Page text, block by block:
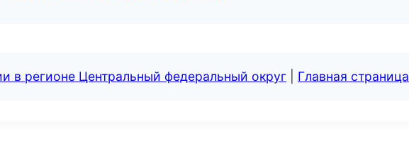
в регионе Центральный федеральный округ Главная страница